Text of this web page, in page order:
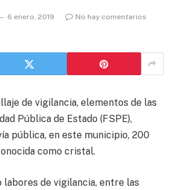
6 enero, 2019
No hay comentarios
de vigilancia, elementos de las
Pública de Estado (FSPE),
pública, en este municipio, 200
como cristal.
labores de vigilancia, entre las